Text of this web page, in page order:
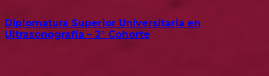
Diplomatura Superior Universitaria en
Ultrasonografía – 2° Cohorte